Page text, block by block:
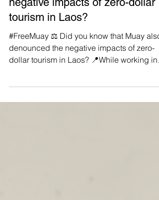
Feb 13, 2023
#FreeMuay Did you know that
Muay also denounced the
negative impacts of zero-dollar
#FreeMuay ⚖️ Did you know that Muay also
denounced the negative impacts of zero-